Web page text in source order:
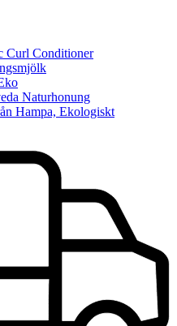
Curl Conditioner
Naturhonung
Hampa, Ekologiskt